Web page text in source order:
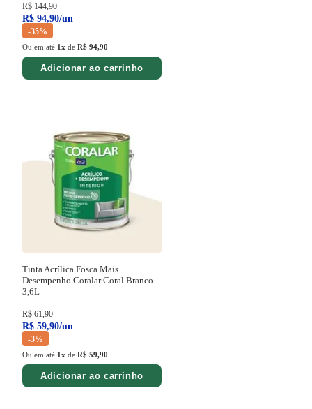
R$ 144, 90
R$ 94,90/un
-35%
Ou em até 1x de R$ 94,90
Adicionar ao carrinho
Tinta Acrílica Fosca Mais
Desempenho Coralar Coral Branco
3,6L
R$ 61 90
R$ 59,90/un
-3%
Ou em até 1x de R$ 59,90
Adicionar ao carrinho